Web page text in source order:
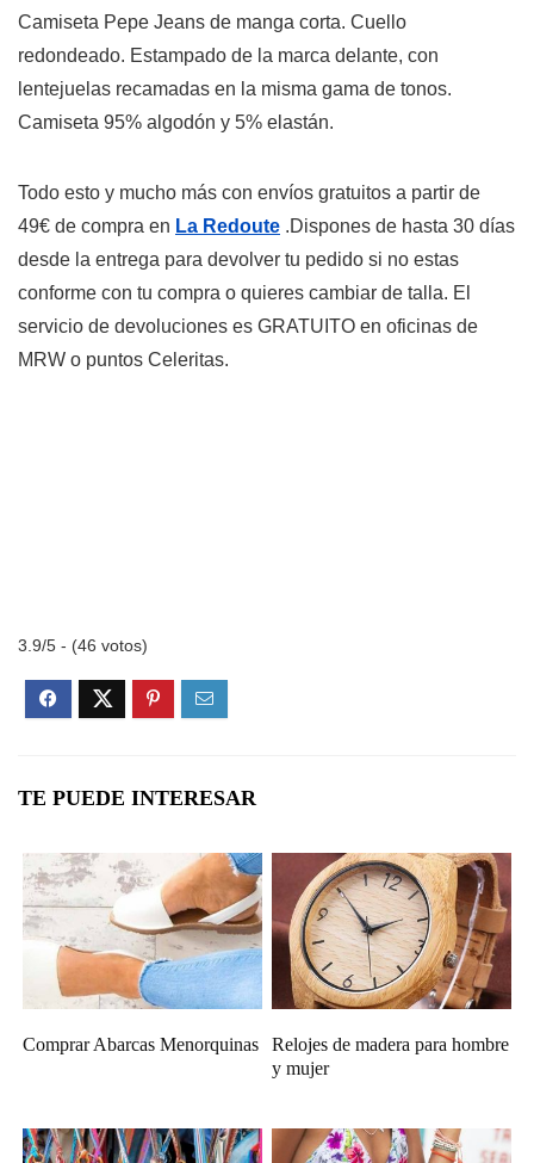
Camiseta Pepe Jeans de manga corta. Cuello
redondeado. Estampado de la marca delante, con
lentejuelas recamadas en la misma gama de tonos.
Camiseta 95% algodón y 5% elastán.
Todo esto y mucho más con envíos gratuitos a partir de
49€ de compra en La Redoute .Dispones de hasta 30 días
desde la entrega para devolver tu pedido si no estas
conforme con tu compra o quieres cambiar de talla. El
servicio de devoluciones es GRATUITO en oficinas de
MRW o puntos Celeritas.
3.9/5 - (46 votos)
TE PUEDE INTERESAR
Comprar Abarcas Menorquinas
Relojes de madera para hombre
y mujer